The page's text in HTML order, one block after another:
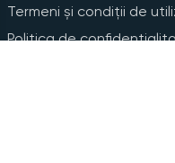
Termeni și condiții de
Politica de